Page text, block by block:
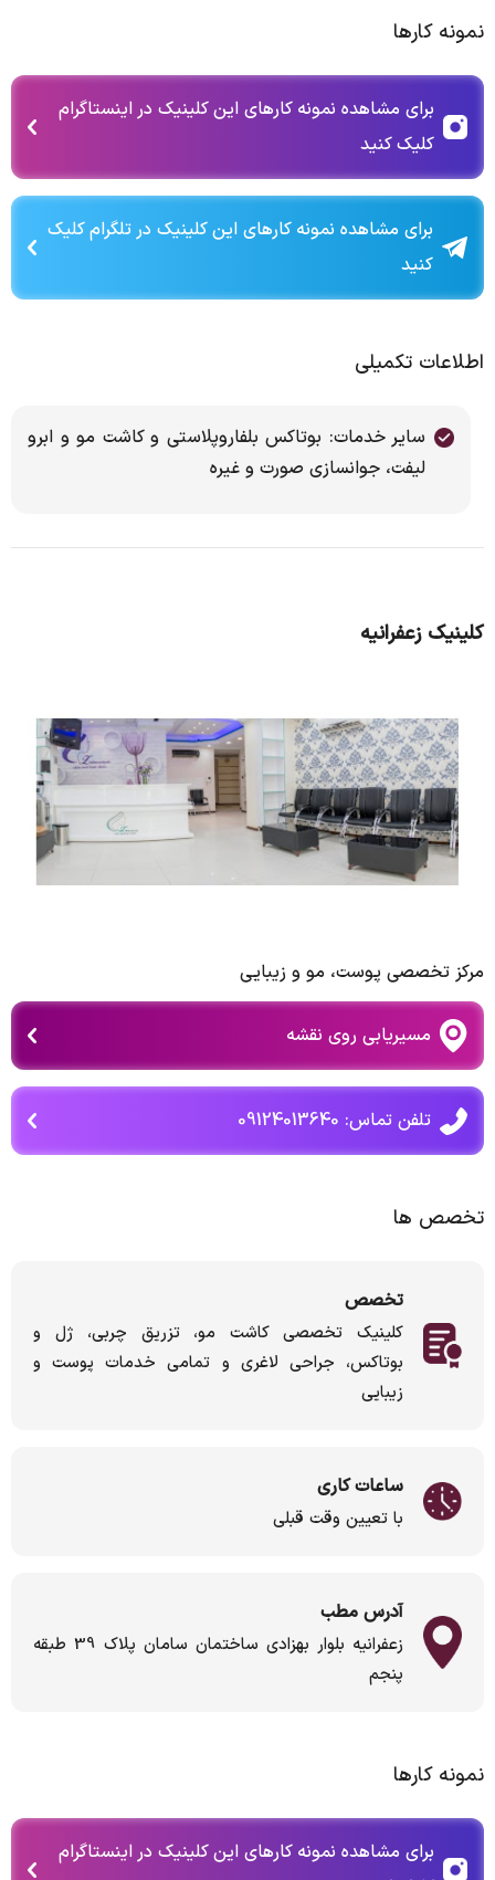
نمونه کارها
برای مشاهده نمونه کارهای این کلینیک در اینستاگرام
کلیک کنید
برای مشاهده نمونه کارهای این کلینیک در تلگرام کلیک
کنید
اطلاعات تکمیلی
سایر خدمات: بوتاکس بلفاروپلاستی و کاشت مو و ابرو
لیفت، جوانسازی صورت و غیره
کلینیک زعفرانیه
مرکز تخصصی پوست، مو و زیبایی
مسیریابی روی نقشه
تلفن تماس: 09124013640
تخصص ها
تخصص
کلینیک تخصصی کاشت مو، تزریق چربی، ژل و
بوتاکس، جراحی لاغری و تمامی خدمات پوست و
زیبایی
ساعات کاری
با تعیین وقت قبلی
آدرس مطب
زعفرانیه بلوار بهزادی ساختمان سامان پلاک 39 طبقه
پنجم
نمونه کارها
برای مشاهده نمونه کارهای این کلینیک در اینستاگرام